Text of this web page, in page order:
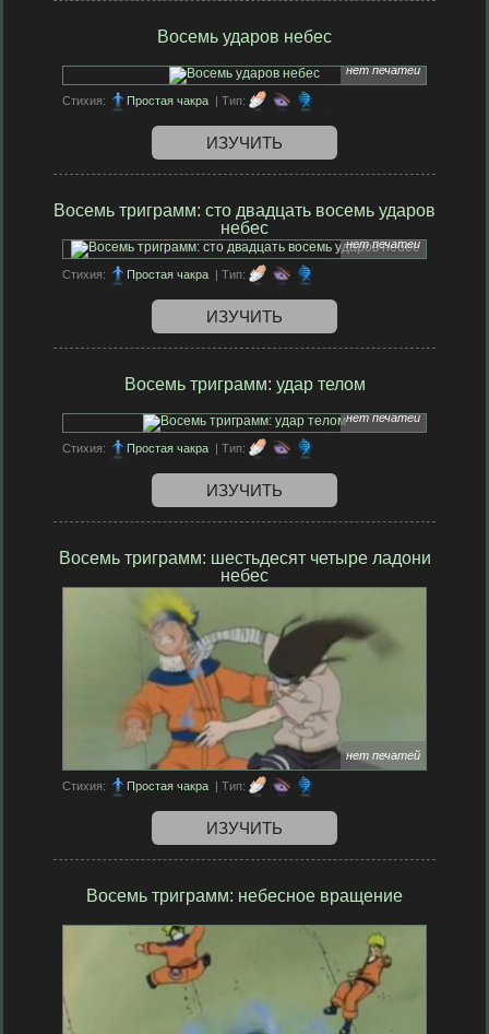
Восемь ударов небес
нет печатей
Стихия: Простая чакра | Тип:
ИЗУЧИТЬ
Восемь триграмм: сто двадцать восемь ударов
небес
нет печатей
Стихия: Простая чакра | Тип:
ИЗУЧИТЬ
Восемь триграмм: удар телом
нет печатей
Стихия: Простая чакра | Тип:
ИЗУЧИТЬ
Восемь триграмм: шестьдесят четыре ладони
небес
нет печатей
Стихия: Простая чакра | Тип:
ИЗУЧИТЬ
Восемь триграмм: небесное вращение